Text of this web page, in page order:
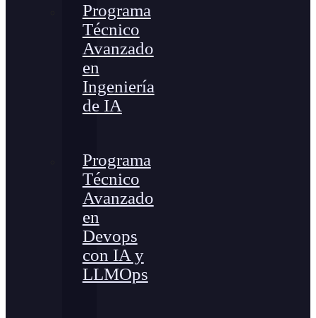
Programa
Técnico
Avanzado
en
Ingeniería
de IA
Programa
Técnico
Avanzado
en
Devops
con IA y
LLMOps